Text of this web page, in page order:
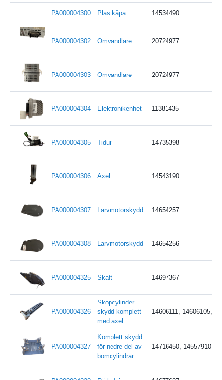
PA000004300 Plastkåpa 14534490
PA000004302 Omvandlare 20724977
PA000004303 Omvandlare 20724977
PA000004304 Elektronikenhet 11381435
PA000004305 Tidur 14735398
PA000004306 Axel 14543190
PA000004307 Larvmotorskydd 14654257
PA000004308 Larvmotorskydd 14654256
PA000004325 Skaft 14697367
PA000004326
Skopcylinder
skydd komplett
med axel
14606111, 14606105,
PA000004327
Komplett skydd
för nedre del av
bomcylindrar
14716450, 14557910,